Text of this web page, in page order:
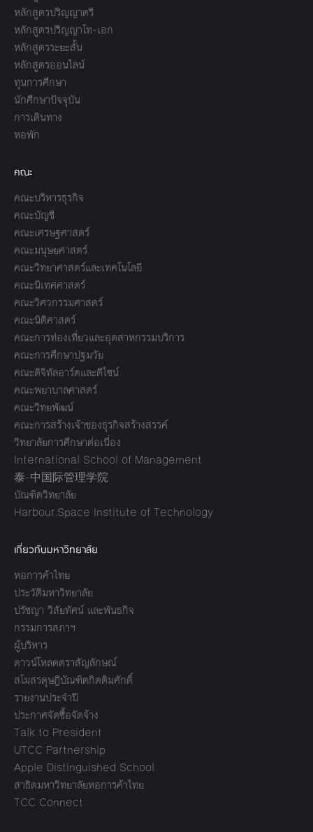
หลักสูตรปริญญาตรี
หลักสูตรปริญญาโท-เอก
หลักสูตรระยะสั้น
หลักสูตรออนไลน์
ทุนการศึกษา
นักศึกษาปัจจุบัน
การเดินทาง
หอพัก
คณะ
คณะบริหารธุรกิจ
คณะบัญชี
คณะเศรษฐศาสตร์
คณะมนุษยศาสตร์
คณะวิทยาศาสตร์และเทคโนโลยี
คณะนิเทศศาสตร์
คณะวิศวกรรมศาสตร์
คณะนิติศาสตร์
คณะการท่องเที่ยวและอุตสาหกรรมบริการ
คณะการศึกษาปฐมวัย
คณะดิจิทัลอาร์ตและดีไซน์
คณะพยาบาลศาสตร์
คณะวิทยพัฒน์
คณะการสร้างเจ้าของธุรกิจสร้างสรรค์
วิทยาลัยการศึกษาต่อเนื่อง
International School of Management
泰-中国际管理学院
บัณฑิตวิทยาลัย
Harbour.Space Institute of Technology
เกี่ยวกับมหาวิทยาลัย
หอการค้าไทย
ประวัติมหาวิทยาลัย
ปรัชญา วิสัยทัศน์ และพันธกิจ
กรรมการสภาฯ
ผู้บริหาร
ดาวน์โหลดตราสัญลักษณ์
สโมสรดุษฎีบัณฑิตกิตติมศักดิ์
รายงานประจำปี
ประกาศจัดซื้อจัดจ้าง
Talk to President
UTCC Partnership
Apple Distinguished School
สาธิตมหาวิทยาลัยหอการค้าไทย
TCC Connect